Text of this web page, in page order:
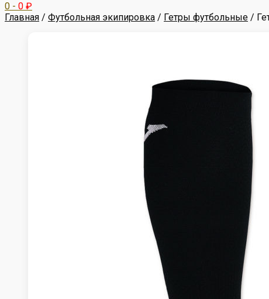
0 - 0 ₽
Главная / Футбольная экипировка / Гетры футбольные /